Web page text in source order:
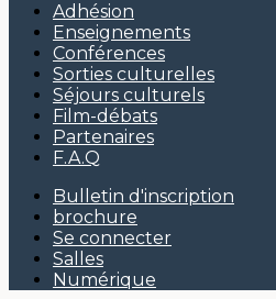
Adhésion
Enseignements
Conférences
Sorties culturelles
Séjours culturels
Film-débats
Partenaires
F.A.Q
Bulletin d'inscription
brochure
Se connecter
Salles
Numérique